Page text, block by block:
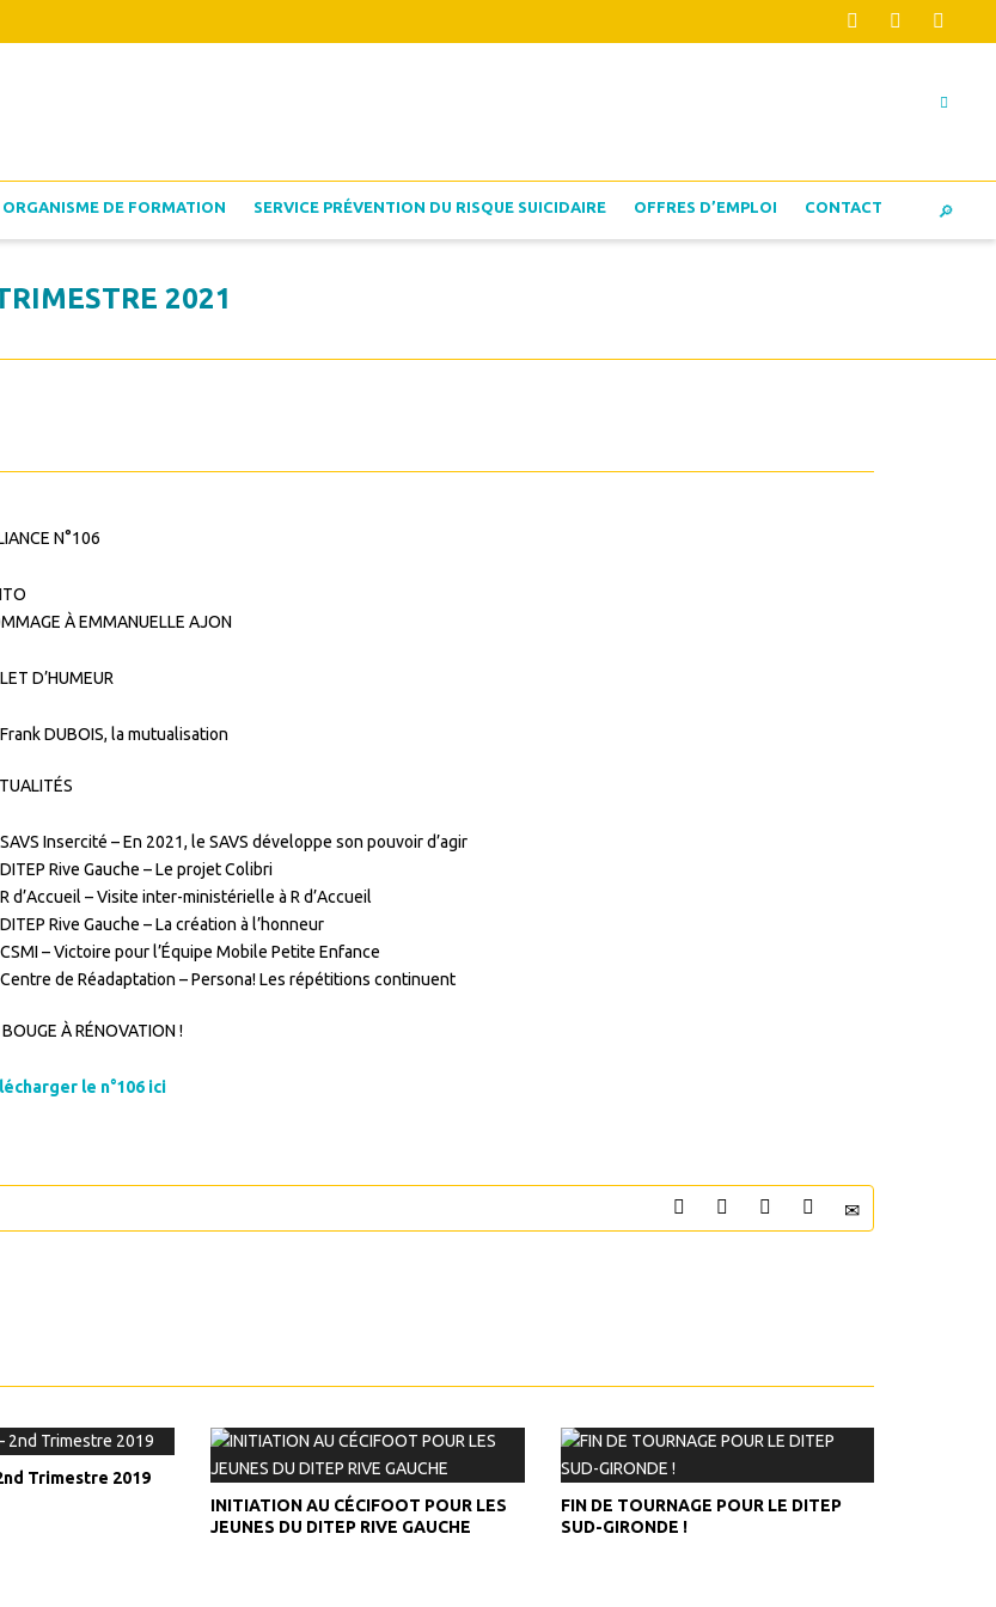
ORGANISME DE FORMATION SERVICE PRÉVENTION DU RISQUE SUICIDAIRE OFFRES D’EMPLOI CONTACT
2021
N°106
À EMMANUELLE AJON
D’HUMEUR
Frank DUBOIS, la mutualisation
SAVS Insercité – En 2021, le SAVS développe son pouvoir d’agir
DITEP Rive Gauche – Le projet Colibri
R d’Accueil – Visite inter-ministérielle à R d’Accueil
DITEP Rive Gauche – La création à l’honneur
CSMI – Victoire pour l’Équipe Mobile Petite Enfance
Centre de Réadaptation – Persona! Les répétitions continuent
À RÉNOVATION !
le n°106 ici
Trimestre 2019
INITIATION AU CÉCIFOOT POUR LES
JEUNES DU DITEP RIVE GAUCHE
FIN DE TOURNAGE POUR LE DITEP
SUD-GIRONDE !